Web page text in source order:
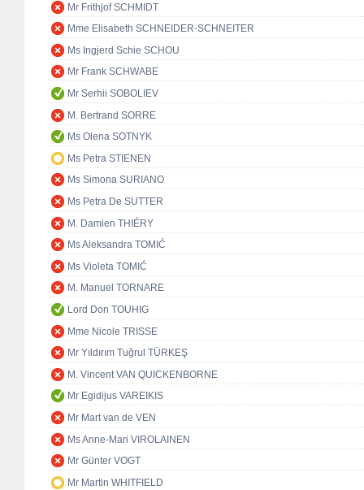
Mr Frithjof SCHMIDT
Mme Elisabeth SCHNEIDER-SCHNEITER
Ms Ingjerd Schie SCHOU
Mr Frank SCHWABE
Mr Serhii SOBOLIEV
M. Bertrand SORRE
Ms Olena SOTNYK
Ms Petra STIENEN
Ms Simona SURIANO
Ms Petra De SUTTER
M. Damien THIÉRY
Ms Aleksandra TOMIĆ
Ms Violeta TOMIĆ
M. Manuel TORNARE
Lord Don TOUHIG
Mme Nicole TRISSE
Mr Yıldırım Tuğrul TÜRKEŞ
M. Vincent VAN QUICKENBORNE
Mr Egidijus VAREIKIS
Mr Mart van de VEN
Ms Anne-Mari VIROLAINEN
Mr Günter VOGT
Mr Martin WHITFIELD